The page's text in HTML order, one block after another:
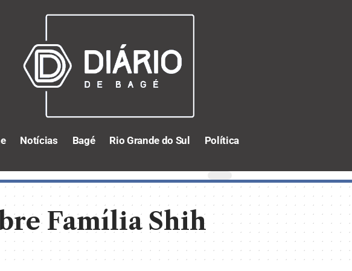
Notícias Bagé Rio Grande do Sul Política
Família Shih